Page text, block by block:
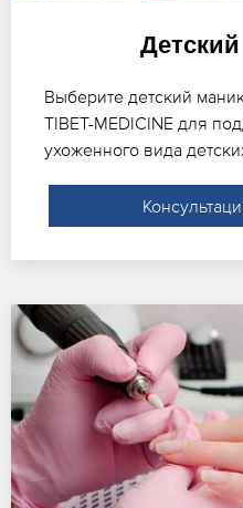
Выберите детский
TIBET-MEDICINE для
ухоженного вида